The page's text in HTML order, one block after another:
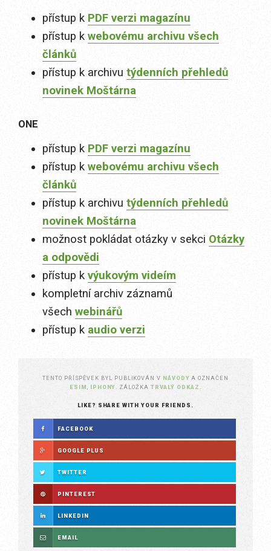
přístup k PDF verzi magazínu
přístup k webovému archivu všech
článků
přístup k archivu týdenních přehledů
novinek Moštárna
ONE
přístup k PDF verzi magazínu
přístup k webovému archivu všech
článků
přístup k archivu týdenních přehledů
novinek Moštárna
možnost pokládat otázky v sekci Otázky
a odpovědi
přístup k výukovým videím
kompletní archiv záznamů
všech webinářů
přístup k audio verzi
TENTO PŘÍSPĚVEK BYL PUBLIKOVÁN V NÁVODY A OZNAČEN
ESIM
IPHONY . ZÁLOŽKA TRVALÝ ODKAZ
LIKE? SHARE WITH YOUR FRIENDS.
FACEBOOK
GOOGLE PLUS
TWITTER
PINTEREST
LINKEDIN
EMAIL